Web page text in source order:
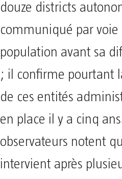
douze districts
communiqué par voie
population avant sa
; il confirme pourtant
de ces entités
en place il y a cinq
observateurs notent
intervient après